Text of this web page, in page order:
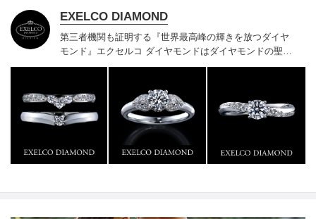
EXELCO DIAMOND
第三者機関も証明する『世界最高峰の輝きを放つダイヤ
モンド』 エクセルコ ダイヤモンドはダイヤモンドの聖地
ベルギー発祥で200年以上の歴史がある真のカッターズ
門店としてリングのデザインや品質にもこだわっていま
す。おふたりに本物の輝きを一生身に着けていただきた
い想いで「ヴァージン・ダイヤモンド」「ハードプラチ
ナ」「保証内容」にこだわっています。